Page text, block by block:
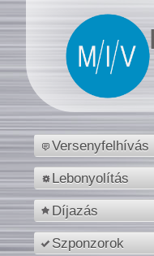
Versenyfelhívás
Lebonyolítás
Díjazás
Szponzorok